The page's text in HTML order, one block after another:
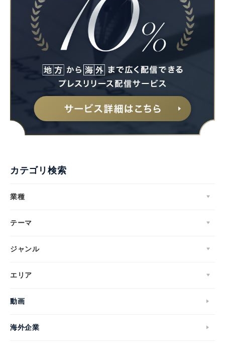
カテゴリ検索
業種
テーマ
ジャンル
エリア
動画
海外企業